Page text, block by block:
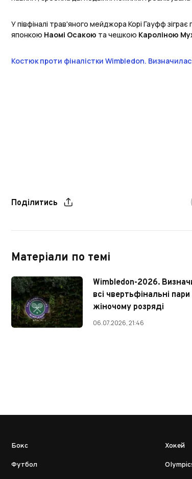
У півфіналі трав'яного мейджора Корі Гауфф
японкою Наомі Осакою та чешкою Кароліною
Костюк проти фіналістки Wimbledon.
Поділитись
Матеріали по темі
Wimbledon-2026.
всі чвертьфінальні пари
жіночому розряді
06.07.2026, 21:46
Бокс
Футбол
Хокей